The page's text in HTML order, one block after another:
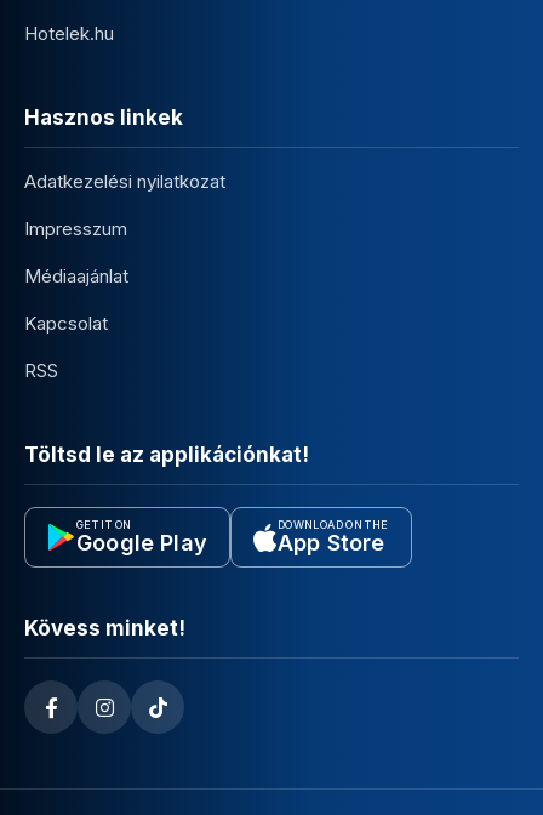
Hotelek.hu
Hasznos linkek
Adatkezelési nyilatkozat
Impresszum
Médiaajánlat
Kapcsolat
RSS
Töltsd le az applikációnkat!
GET IT ON
Google Play
DOWNLOAD ON THE
App Store
Kövess minket!